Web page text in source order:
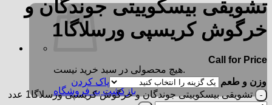
هیچ محصولی در سبد خرید نیست.
بازگشت به فروشگاه
تشویقی بیسکوییتی جوندگان و
خرگوش کریسپی ورسلاگا1
Call for Price
وزن و طعم
پاک کردن
تشویقی بیسکوییتی جوندگان و خرگوش کریسپی ورسلاگا1 عدد